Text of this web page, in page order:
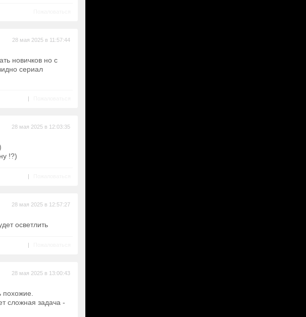
28 мая 2025 в 11:57:44
новичков но с
сериал
|
28 мая 2025 в 12:03:35
!?)
|
28 мая 2025 в 12:57:27
осветлить
|
28 мая 2025 в 13:00:43
похожие.
сложная задача -